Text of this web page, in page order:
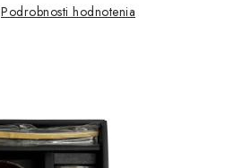
Podrobnosti hodnotenia